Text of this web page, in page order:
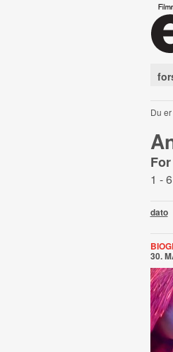
Du
1 -
dato
30.